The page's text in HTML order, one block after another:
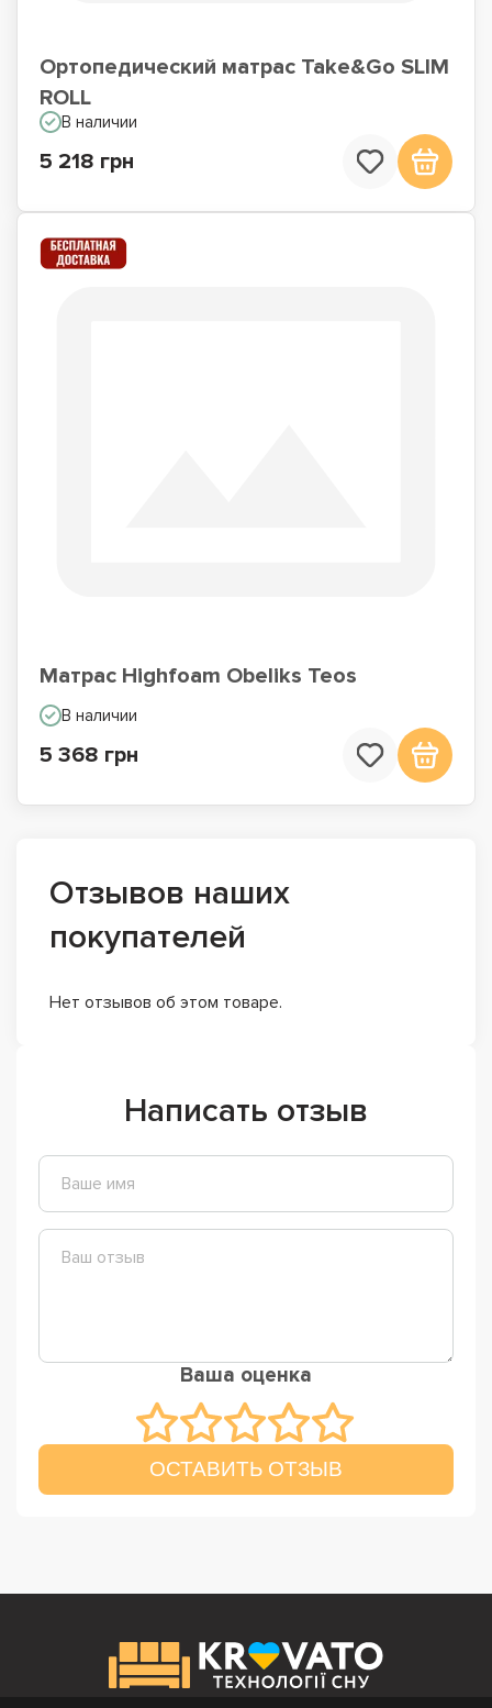
Ортопедический матрас Take&Go SLIM
ROLL
В наличии
5 218 грн
Матрас Highfoam Obeliks Teos
В наличии
5 368 грн
Отзывов наших
покупателей
Нет отзывов об этом товаре.
Написать отзыв
Ваша оценка
ОСТАВИТЬ ОТЗЫВ